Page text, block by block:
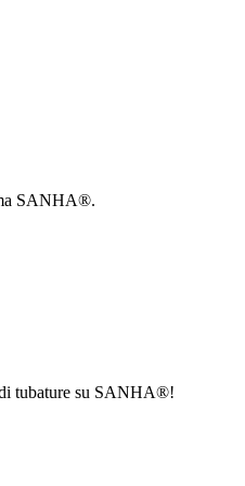
SANHA®.
di tubature su SANHA®!